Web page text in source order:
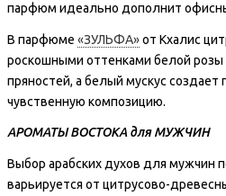
парфюм идеально дополнит
В парфюме «ЗУЛЬФА»от Кхалис
роскошными оттенками белой
пряностей, а белый мускус
чувственную композицию.
АРОМАТЫ ВОСТОКА для МУЖЧИН
Выбор арабских духов для мужчин
варьируется от цитрусово-